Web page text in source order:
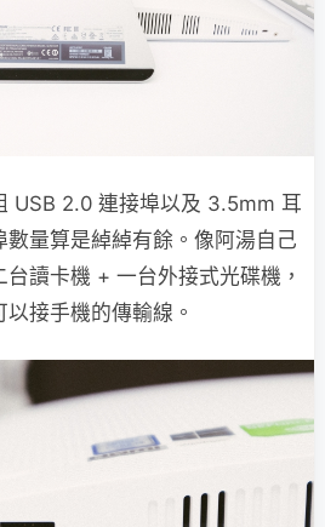
USB 2.0 連接埠以及 3.5mm 耳
量算是綽綽有餘。像阿湯自己
讀卡機 + 一台外接式光碟機，
接手機的傳輸線。